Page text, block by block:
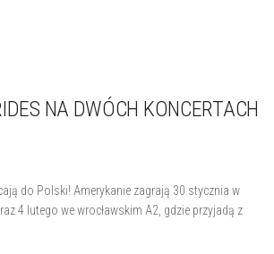
NA DWÓCH KONCERTACH
do Polski! Amerykanie zagrają 30 stycznia w
4 lutego we wrocławskim A2, gdzie przyjadą z